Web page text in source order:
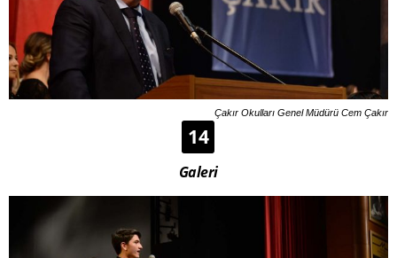
Çakır Okulları Genel Müdürü Cem Çakır
14
Galeri